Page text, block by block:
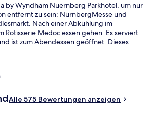
by Wyndham Nuernberg Parkhotel, um nur
entfernt zu sein: NürnbergMesse und
Nach einer Abkühlung im
Rotisserie Medoc essen gehen. Es serviert
ist zum Abendessen geöffnet. Dieses
eine Sauna.
Alle 575 Bewertungen anzeigen